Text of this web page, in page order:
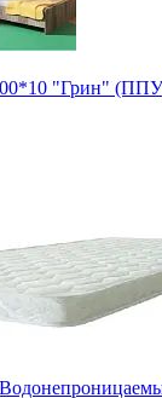
"Грин"